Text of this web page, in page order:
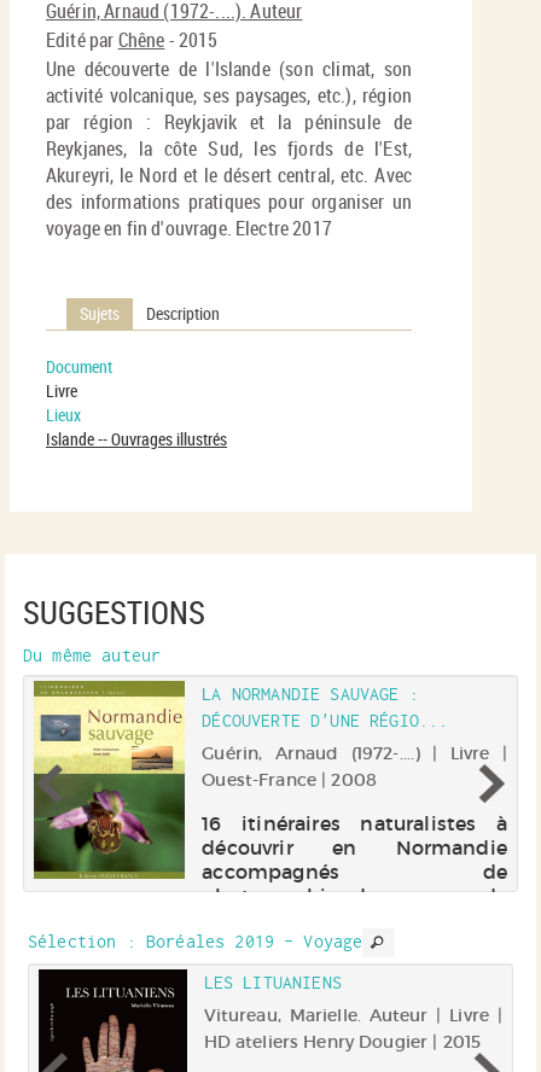
Guérin, Arnaud (1972-....). Auteur
Edité parChêne- 2015
Une découverte de l'Islande (son climat, son
activité volcanique, ses paysages, etc.), région
par région : Reykjavik et la péninsule de
Reykjanes, la côte Sud, les fjords de l'Est,
Akureyri, le Nord et le désert central, etc. Avec
des informations pratiques pour organiser un
voyage en fin d'ouvrage. Electre 2017
Sujets Description
Document
Livre
Lieux
Islande -- Ouvrages illustrés
SUGGESTIONS
Du même auteur
LA NORMANDIE SAUVAGE :
DÉCOUVERTE D'UNE RÉGIO...
Guérin, Arnaud (1972-....) | Livre |
Ouest-France | 2008
16 itinéraires naturalistes à
découvrir en Normandie
accompagnés de
photographies de paysages, de
et du bocage et de cartes
détaillées.
Sélection : Boréales 2019 - Voyage
LES LITUANIENS
Vitureau, Marielle. Auteur | Livre |
HD ateliers Henry Dougier | 2015